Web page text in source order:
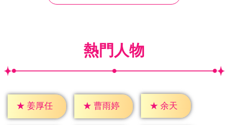
熱門人物
★ 姜厚任 ★ 曹雨婷 ★ 余天